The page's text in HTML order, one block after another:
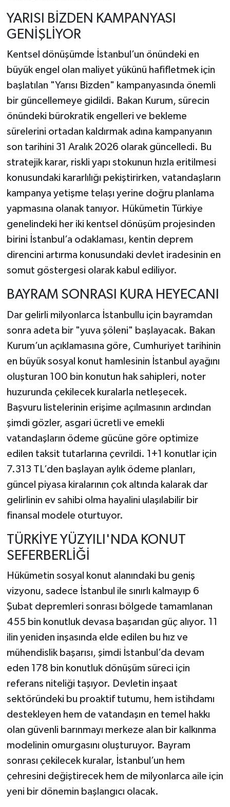
YARISI BİZDEN KAMPANYASI
GENİŞLİYOR
Kentsel dönüşümde İstanbul’un önündeki en
büyük engel olan maliyet yükünü hafifletmek için
başlatılan "Yarısı Bizden" kampanyasında önemli
bir güncellemeye gidildi. Bakan Kurum, sürecin
önündeki bürokratik engelleri ve bekleme
sürelerini ortadan kaldırmak adına kampanyanın
son tarihini 31 Aralık 2026 olarak güncelledi. Bu
stratejik karar, riskli yapı stokunun hızla eritilmesi
konusundaki kararlılığı pekiştirirken, vatandaşların
kampanya yetişme telaşı yerine doğru planlama
yapmasına olanak tanıyor. Hükümetin Türkiye
genelindeki her iki kentsel dönüşüm projesinden
birini İstanbul’a odaklaması, kentin deprem
direncini artırma konusundaki devlet iradesinin en
somut göstergesi olarak kabul ediliyor.
BAYRAM SONRASI KURA HEYECANI
Dar gelirli milyonlarca İstanbullu için bayramdan
sonra adeta bir "yuva şöleni" başlayacak. Bakan
Kurum’un açıklamasına göre, Cumhuriyet tarihinin
en büyük sosyal konut hamlesinin İstanbul ayağını
oluşturan 100 bin konutun hak sahipleri, noter
huzurunda çekilecek kuralarla netleşecek.
Başvuru listelerinin erişime açılmasının ardından
şimdi gözler, asgari ücretli ve emekli
vatandaşların ödeme gücüne göre optimize
edilen taksit tutarlarına çevrildi. 1+1 konutlar için
7.313 TL’den başlayan aylık ödeme planları,
güncel piyasa kiralarının çok altında kalarak dar
gelirlinin ev sahibi olma hayalini ulaşılabilir bir
finansal modele oturtuyor.
TÜRKİYE YÜZYILI'NDA KONUT
SEFERBERLİĞİ
Hükümetin sosyal konut alanındaki bu geniş
vizyonu, sadece İstanbul ile sınırlı kalmayıp 6
Şubat depremleri sonrası bölgede tamamlanan
455 bin konutluk devasa başarıdan güç alıyor. 11
ilin yeniden inşasında elde edilen bu hız ve
mühendislik başarısı, şimdi İstanbul’da devam
eden 178 bin konutluk dönüşüm süreci için
referans niteliği taşıyor. Devletin inşaat
sektöründeki bu proaktif tutumu, hem istihdamı
destekleyen hem de vatandaşın en temel hakkı
olan güvenli barınmayı merkeze alan bir kalkınma
modelinin omurgasını oluşturuyor. Bayram
sonrası çekilecek kuralar, İstanbul’un hem
çehresini değiştirecek hem de milyonlarca aile için
yeni bir dönemin başlangıcı olacak.